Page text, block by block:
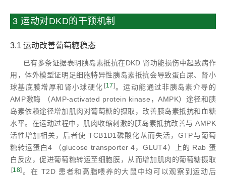
3 运动对DKD的干预机制
3.1 运动改善葡萄糖稳态
已有多条证据表明胰岛素抵抗在DKD 肾功能损伤中起致病作
用，体外模型证明足细胞特异性胰岛素抵抗会导致蛋白尿、肾小
球基底膜增厚和肾小球硬化 [17]。运动能通过非胰岛素介导的
AMP激酶 （AMP⁃activated protein kinase，AMPK）途径和胰
岛素依赖途径增加肌肉对葡萄糖的摄取，改善胰岛素抵抗和血糖
水平。在运动过程中，肌肉收缩刺激的胰岛素抵抗改善与 AMPK
活性增加相关，后者使 TCB1D1磷酸化从而失活，GTP与葡萄
糖转运蛋白4 （glucose transporter 4，GLUT4）上的 Rab 蛋
白反应，促进葡萄糖转运至细胞膜，从而增加肌肉的葡萄糖摄取
[18]。在 T2D 患者和高脂喂养的大鼠中均可以观察到运动后